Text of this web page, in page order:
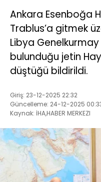
Ankara Esenboğa
Trablus’a gitmek
Libya Genelkurmay
bulunduğu jetin
düştüğü bildirildi.
Giriş: 23-12-2025 22:32
Güncelleme: 24-12-2025
Kaynak: İHA,HABER MERKEZI